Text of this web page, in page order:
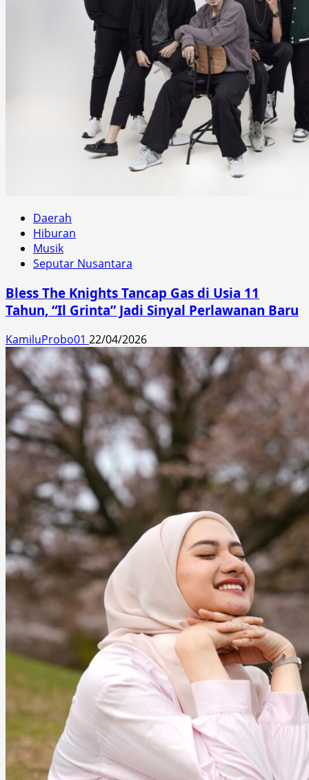
Daerah
Hiburan
Musik
Seputar Nusantara
Bless The Knights Tancap Gas di Usia 11
Tahun, “Il Grinta” Jadi Sinyal Perlawanan Baru
KamiluProbo01 22/04/2026